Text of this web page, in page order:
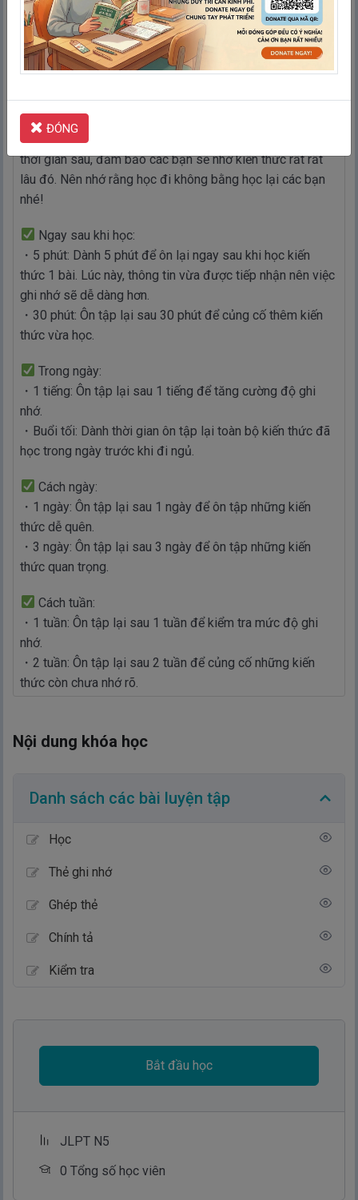
Kiểm tra: Hoàn thành các câu hỏi để kiểm tra xem bạn
đã thuộc toàn bộ kiến thức chưa. Nếu cảm giác chưa tự
tin thì quay lại bước 2 “Thẻ ghi nhớ” để học lại cho đến
Ôn tập lại kiến thức
hãy lên lịch ôn lại kiến thức thường xuyên theo các mốc
thời gian sau, đảm bảo các bạn sẽ nhớ kiến thức rất rất
lâu đó. Nên nhớ rằng học đi không bằng học lại các bạn
nhé!
Ngay sau khi học:
・5 phút: Dành 5 phút để ôn lại ngay sau khi học kiến
thức 1 bài. Lúc này, thông tin vừa được tiếp nhận nên việc
ghi nhớ sẽ dễ dàng hơn.
・30 phút: Ôn tập lại sau 30 phút để củng cố thêm kiến
thức vừa học.
Trong ngày:
・1 tiếng: Ôn tập lại sau 1 tiếng để tăng cường độ ghi
nhớ.
・Buổi tối: Dành thời gian ôn tập lại toàn bộ kiến thức đã
học trong ngày trước khi đi ngủ.
Cách ngày:
・1 ngày: Ôn tập lại sau 1 ngày để ôn tập những kiến
thức dễ quên.
・3 ngày: Ôn tập lại sau 3 ngày để ôn tập những kiến
thức quan trọng.
Cách tuần:
・1 tuần: Ôn tập lại sau 1 tuần để kiểm tra mức độ ghi
nhớ.
・2 tuần: Ôn tập lại sau 2 tuần để củng cố những kiến
thức còn chưa nhớ rõ.
Nội dung khóa học
Danh sách các bài luyện tập
Học
Thẻ ghi nhớ
Ghép thẻ
Chính tả
Kiểm tra
Bắt đầu học
JLPT N5
0 Tổng số học viên
ĐÓNG